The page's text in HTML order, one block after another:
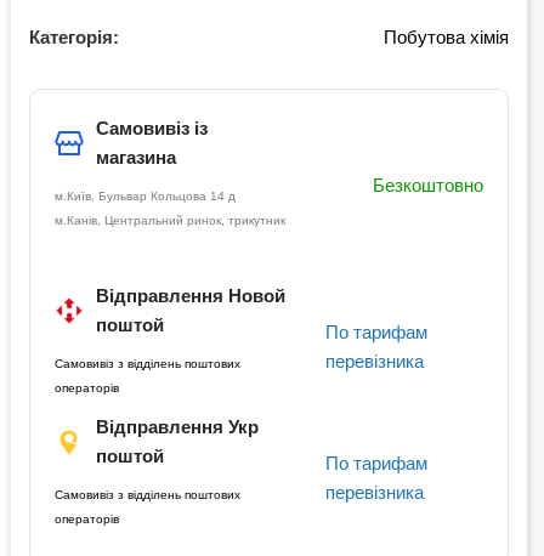
Категорія: Побутова хімія
Самовивіз із
магазина
м.Київ, Бульвар Кольцова 14 д
м.Канів, Центральний ринок, трикутник
Безкоштовно
Відправлення Новой
поштой
Самовивіз з відділень поштових
операторів
По тарифам
перевізника
Відправлення Укр
поштой
Самовивіз з відділень поштових
операторів
По тарифам
перевізника